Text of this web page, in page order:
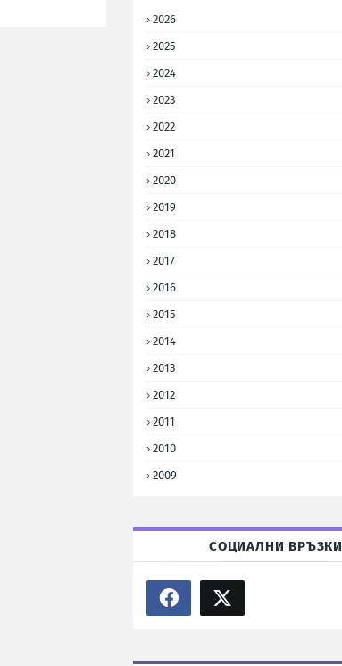
2026
2025
2024
2023
2022
2021
2020
2019
2018
2017
2016
2015
2014
2013
2012
2011
2010
2009
СОЦИАЛНИ ВРЪЗКИ